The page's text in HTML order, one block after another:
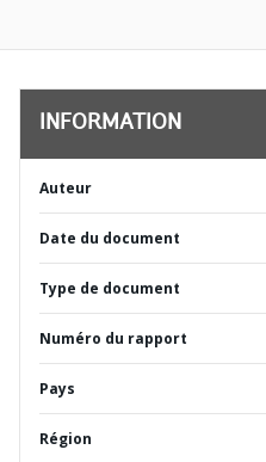
INFORMATION
Auteur
Date du document
Type de document
Numéro du rapport
Pays
Région